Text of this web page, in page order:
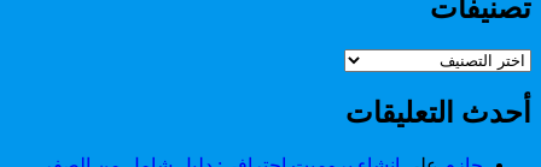
تصنيفات
تصنيفات
أحدث التعليقات